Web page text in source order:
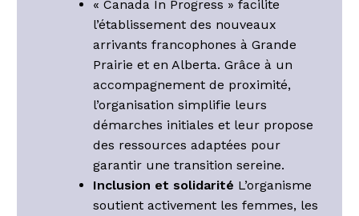
« Canada In Progress » facilite
l’établissement des nouveaux
arrivants francophones à Grande
Prairie et en Alberta. Grâce à un
accompagnement de proximité,
l’organisation simplifie leurs
démarches initiales et leur propose
des ressources adaptées pour
garantir une transition sereine.
Inclusion et solidarité L’organisme
soutient activement les femmes, les